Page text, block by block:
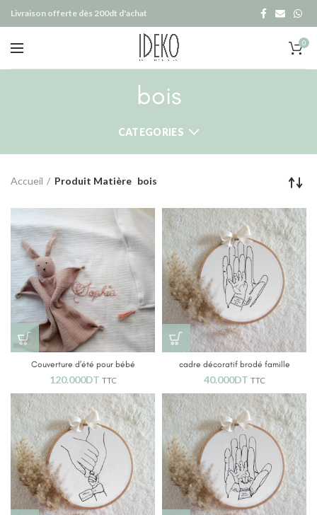
Livraison offerte dès 200dt d'achat
0
bois
CATEGORIES
Accueil Produit Matière bois
Couverture d’été pour bébé
personnalisée
120.000DT TTC
cadre décoratif brodé famille
40.000DT TTC